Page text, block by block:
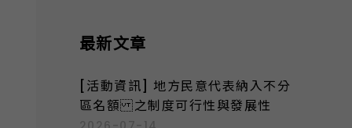
c
f
o
r
最新文章
[活動資訊] 地方民意代表納入不分
區名額 之制度可行性與發展性